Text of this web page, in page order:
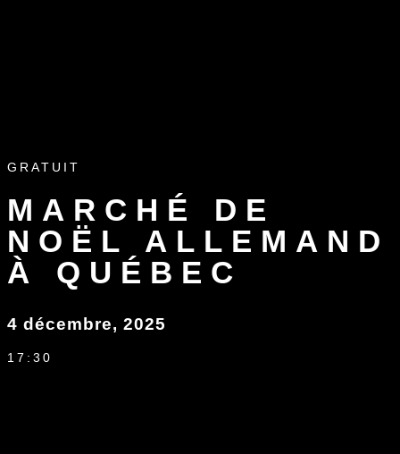
GRATUIT
MARCHÉ DE
NOËL ALLEMAND
À QUÉBEC
4 décembre, 2025
17:30